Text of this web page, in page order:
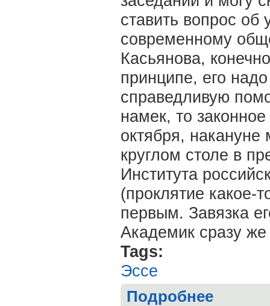
ставить вопрос об
современному
Касьянова,
принципе, его
справедливую
намек, то
октября,
круглом столе в
Института
(проклятие какое-
первым. Завязка
Академик сразу
Tags:
Эссе
Подробнее